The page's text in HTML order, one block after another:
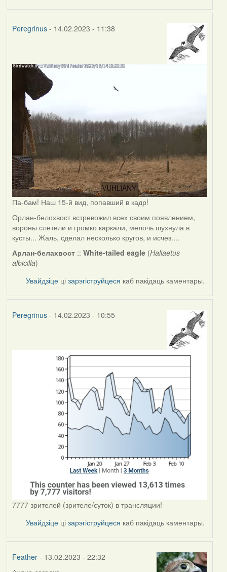
Peregrinus- 14.02.2023 - 11:38
Па-бам! Наш 15-й вид, попавший в кадр!
Орлан-белохвост встревожил всех своим появлением,
вороны слетели и громко каркали, мелочь шухнула в
кусты... Жаль, сделал несколько кругов, и исчез....
Арлан-белахвост:: White-tailed eagle(Haliaetus
albicilla)
Увайдзіце цізарэгіструйцеся каб пакідаць каментары.
Peregrinus- 14.02.2023 - 10:55
7777 зрителей (зрителе/суток) в трансляции!
Увайдзіце цізарэгіструйцеся каб пакідаць каментары.
Feather- 13.02.2023 - 22:32